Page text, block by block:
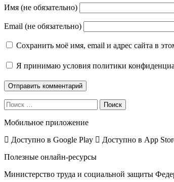
Имя (не обязательно)
Email (не обязательно)
Сохранить моё имя, email и адрес сайта в
Я принимаю условия политики
Поиск
Мобильное приложение
Доступно в Google Play Доступно в App
Полезные онлайн-ресурсы
Министерство труда и социальной защиты